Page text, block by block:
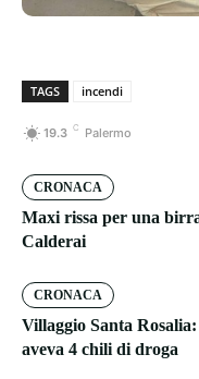
TAGS incendi
19.3 C Palermo
CRONACA
Maxi rissa per una
Calderai
CRONACA
Villaggio Santa
aveva 4 chili di droga